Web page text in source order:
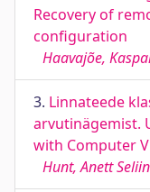
Recovery of
configuration
Haavajõe,
3. Linnateede
arvutinägemist.
with Computer
Hunt, Anett Seliin